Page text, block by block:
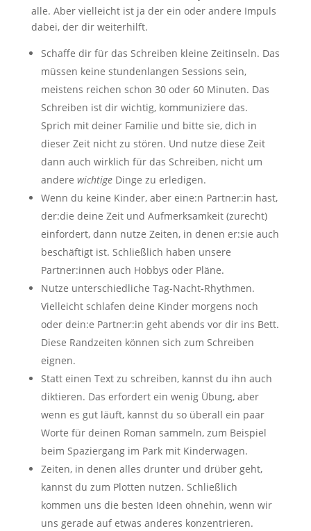
alle. Aber vielleicht ist ja der ein oder andere Impuls
dabei, der dir weiterhilft.
Schaffe dir für das Schreiben kleine Zeitinseln. Das
müssen keine stundenlangen Sessions sein,
meistens reichen schon 30 oder 60 Minuten. Das
Schreiben ist dir wichtig, kommuniziere das.
Sprich mit deiner Familie und bitte sie, dich in
dieser Zeit nicht zu stören. Und nutze diese Zeit
dann auch wirklich für das Schreiben, nicht um
andere wichtigeDinge zu erledigen.
Wenn du keine Kinder, aber eine:n Partner:in hast,
der:die deine Zeit und Aufmerksamkeit (zurecht)
einfordert, dann nutze Zeiten, in denen er:sie auch
beschäftigt ist. Schließlich haben unsere
Partner:innen auch Hobbys oder Pläne.
Nutze unterschiedliche Tag-Nacht-Rhythmen.
Vielleicht schlafen deine Kinder morgens noch
oder dein:e Partner:in geht abends vor dir ins Bett.
Diese Randzeiten können sich zum Schreiben
eignen.
Statt einen Text zu schreiben, kannst du ihn auch
diktieren. Das erfordert ein wenig Übung, aber
wenn es gut läuft, kannst du so überall ein paar
Worte für deinen Roman sammeln, zum Beispiel
beim Spaziergang im Park mit Kinderwagen.
Zeiten, in denen alles drunter und drüber geht,
kannst du zum Plotten nutzen. Schließlich
kommen uns die besten Ideen ohnehin, wenn wir
uns gerade auf etwas anderes konzentrieren.